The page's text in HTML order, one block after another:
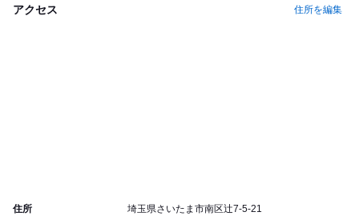
アクセス 住所を編集
住所 埼玉県さいたま市南区辻7-5-21